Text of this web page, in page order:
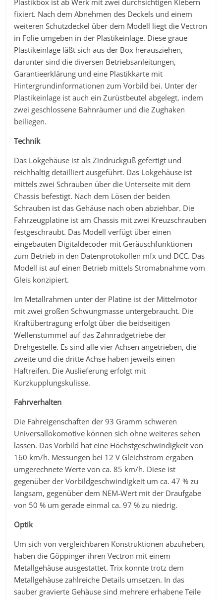
Plastikbox ist ab Werk mit zwei durchsichtigen Klebern
fixiert. Nach dem Abnehmen des Deckels und einem
weiteren Schutzdeckel über dem Modell liegt die Vectron
in Folie umgeben in der Plastikeinlage. Diese graue
Plastikeinlage läßt sich aus der Box herausziehen,
darunter sind die diversen Betriebsanleitungen,
Garantieerklärung und eine Plastikkarte mit
Hintergrundinformationen zum Vorbild bei. Unter der
Plastikeinlage ist auch ein Zurüstbeutel abgelegt, indem
zwei geschlossene Bahnräumer und die Zughaken
beiliegen.
Technik
Das Lokgehäuse ist als Zindruckguß gefertigt und
reichhaltig detailliert ausgeführt. Das Lokgehäuse ist
mittels zwei Schrauben über die Unterseite mit dem
Chassis befestigt. Nach dem Lösen der beiden
Schrauben ist das Gehäuse nach oben abziehbar. Die
Fahrzeugplatine ist am Chassis mit zwei Kreuzschrauben
festgeschraubt. Das Modell verfügt über einen
eingebauten Digitaldecoder mit Geräuschfunktionen
zum Betrieb in den Datenprotokollen mfx und DCC. Das
Modell ist auf einen Betrieb mittels Stromabnahme vom
Gleis konzipiert.
Im Metallrahmen unter der Platine ist der Mittelmotor
mit zwei großen Schwungmasse untergebraucht. Die
Kraftübertragung erfolgt über die beidseitigen
Wellenstummel auf das Zahnradgetriebe der
Drehgestelle. Es sind alle vier Achsen angetrieben, die
zweite und die dritte Achse haben jeweils einen
Haftreifen. Die Auslieferung erfolgt mit
Kurzkupplungskulisse.
Fahrverhalten
Die Fahreigenschaften der 93 Gramm schweren
Universallokomotive können sich ohne weiteres sehen
lassen. Das Vorbild hat eine Höchstgeschwindigkeit von
160 km/h. Messungen bei 12 V Gleichstrom ergaben
umgerechnete Werte von ca. 85 km/h. Diese ist
gegenüber der Vorbildgeschwindigkeit um ca. 47 % zu
langsam, gegenüber dem NEM-Wert mit der Draufgabe
von 50 % um gerade einmal ca. 97 % zu niedrig.
Optik
Um sich von vergleichbaren Konstruktionen abzuheben,
haben die Göppinger ihren Vectron mit einem
Metallgehäuse ausgestattet. Trix konnte trotz dem
Metallgehäuse zahlreiche Details umsetzen. In das
sauber gravierte Gehäuse sind mehrere erhabene Teile